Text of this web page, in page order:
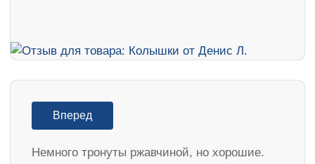
Вперед
Немного тронуты ржавчиной, но хорошие.